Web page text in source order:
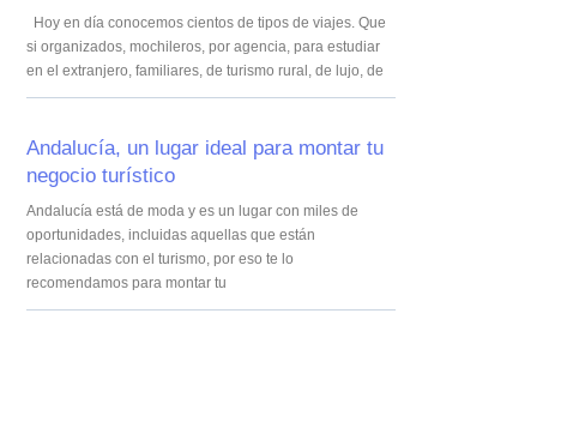
Hoy en día conocemos cientos de tipos de viajes. Que
si organizados, mochileros, por agencia, para estudiar
en el extranjero, familiares, de turismo rural, de lujo, de
Andalucía, un lugar ideal para montar tu
negocio turístico
Andalucía está de moda y es un lugar con miles de
oportunidades, incluidas aquellas que están
relacionadas con el turismo, por eso te lo
recomendamos para montar tu